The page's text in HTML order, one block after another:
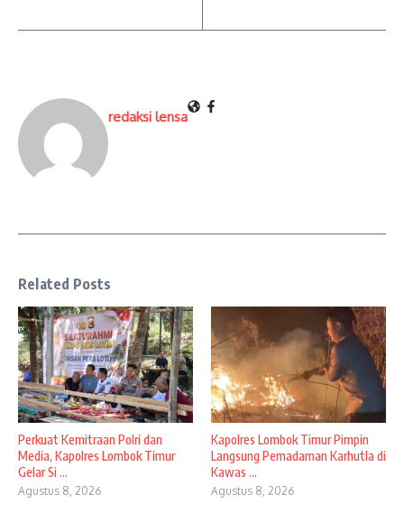
redaksi lensa
Related Posts
Perkuat Kemitraan Polri dan
Media, Kapolres Lombok Timur
Gelar Si ...
Agustus 8, 2026
Kapolres Lombok Timur Pimpin
Langsung Pemadaman Karhutla di
Kawas ...
Agustus 8, 2026